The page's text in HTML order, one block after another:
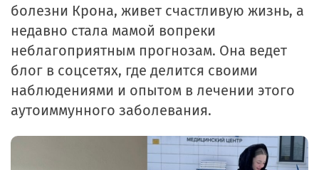
болезни Крона, живет счастливую жизнь, а
недавно стала мамой вопреки
неблагоприятным прогнозам. Она ведет
блог в соцсетях, где делится своими
наблюдениями и опытом в лечении этого
аутоиммунного заболевания.